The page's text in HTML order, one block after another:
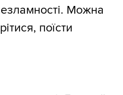
Можна
поїсти